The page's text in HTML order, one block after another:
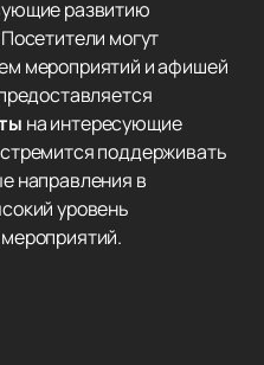
развитию
могут
мероприятий и афишей
на интересующие
поддерживать
направления в
уровень